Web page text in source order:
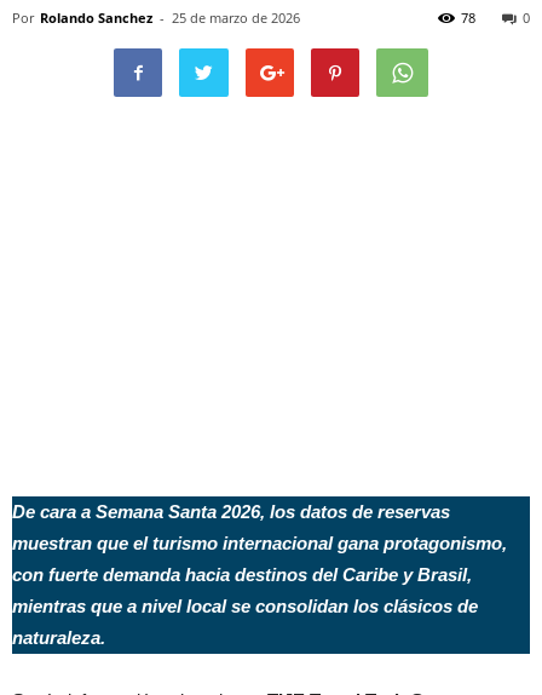
Por Rolando Sanchez - 25 de marzo de 2026 0
78
De cara a Semana Santa 2026, los datos de reservas
muestran que el turismo internacional gana protagonismo,
con fuerte demanda hacia destinos del Caribe y Brasil,
mientras que a nivel local se consolidan los clásicos de
naturaleza.